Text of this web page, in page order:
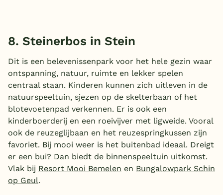
8. Steinerbos in Stein
Dit is een belevenissenpark voor het hele gezin waar
ontspanning, natuur, ruimte en lekker spelen
centraal staan. Kinderen kunnen zich uitleven in de
natuurspeeltuin, sjezen op de skelterbaan of het
blotevoetenpad verkennen. Er is ook een
kinderboerderij en een roeivijver met ligweide. Vooral
ook de reuzeglijbaan en het reuzespringkussen zijn
favoriet. Bij mooi weer is het buitenbad ideaal. Dreigt
er een bui? Dan biedt de binnenspeeltuin uitkomst.
Vlak bij Resort Mooi Bemelen en Bungalowpark Schin
op Geul.